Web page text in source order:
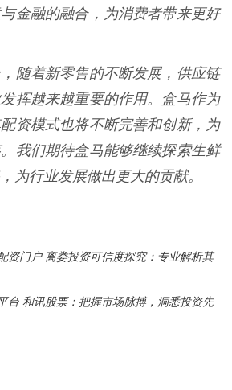
金融的融合，为消费者带来更好
随着新零售的不断发展，供应链
挥越来越重要的作用。盒马作为
资模式也将不断完善和创新，为
我们期待盒马能够继续探索生鲜
为行业发展做出更大的贡献。
资门户 离娄投资可信度探究：专业解析其
台 和讯股票：把握市场脉搏，洞悉投资先